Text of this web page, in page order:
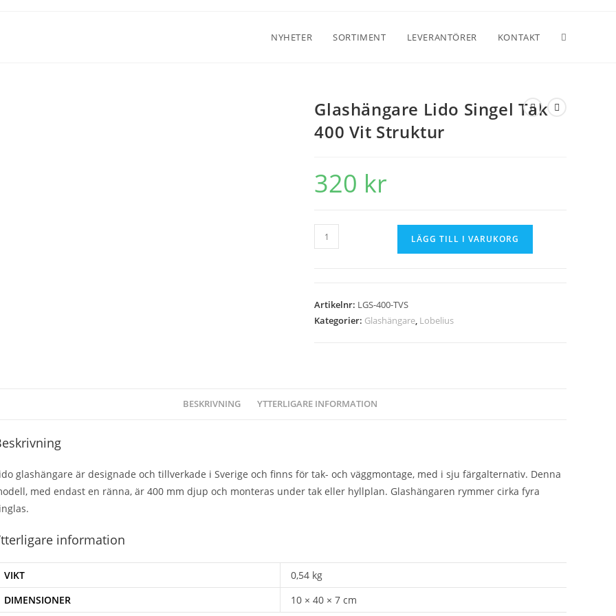
NYHETER SORTIMENT LEVERANTÖRER KONTAKT
Glashängare Lido Singel Tak
400 Vit Struktur
320 kr
LÄGG TILL I VARUKORG
Artikelnr: LGS-400-TVS
Kategorier: Glashängare, Lobelius
BESKRIVNING YTTERLIGARE INFORMATION
glashängare är designade och tillverkade i Sverige och finns för tak- och väggmontage, med i sju färgalternativ. Denna
med endast en ränna, är 400 mm djup och monteras under tak eller hyllplan. Glashängaren rymmer cirka fyra
information
VIKT
0,54 kg
DIMENSIONER
10 × 40 × 7 cm